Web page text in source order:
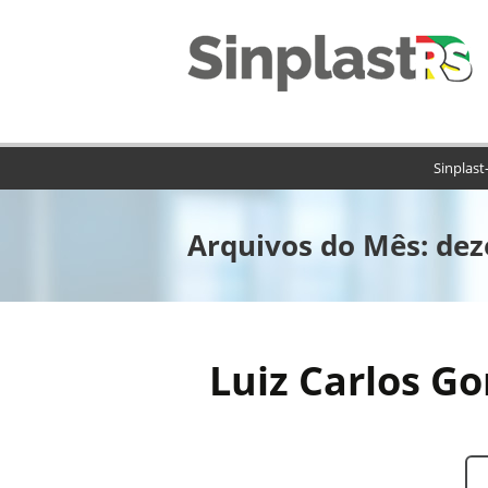
Arquivos do Mês:
Luiz Carlos